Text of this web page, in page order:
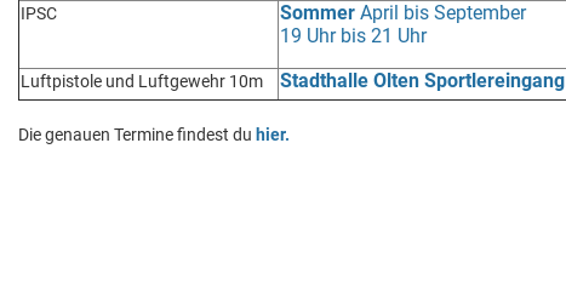
IPSC SommerApril bis September
19 Uhr bis 21 Uhr
Luftpistole und Luftgewehr 10m Stadthalle Olten Sportlereingang
Die genauen Termine findest du hier.